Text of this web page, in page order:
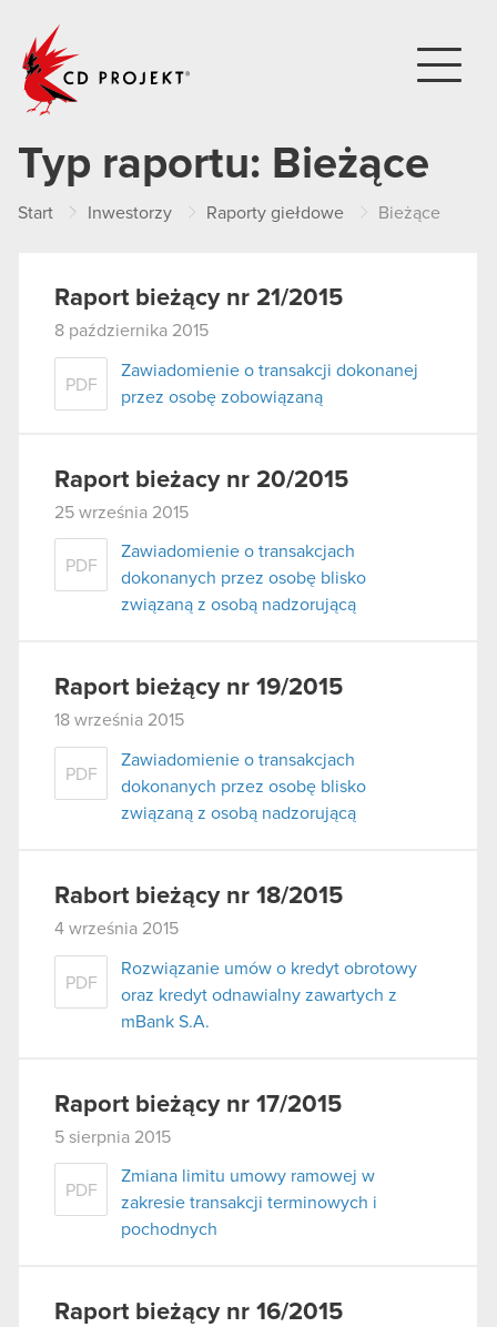
Typ raportu: Bieżące
Start Inwestorzy Raporty giełdowe Bieżące
Raport bieżący nr 21/2015
8 października 2015
PDF
Zawiadomienie o transakcji dokonanej
przez osobę zobowiązaną
Raport bieżacy nr 20/2015
25 września 2015
PDF
Zawiadomienie o transakcjach
dokonanych przez osobę blisko
związaną z osobą nadzorującą
Raport bieżący nr 19/2015
18 września 2015
PDF
Zawiadomienie o transakcjach
dokonanych przez osobę blisko
związaną z osobą nadzorującą
Rabort bieżący nr 18/2015
4 września 2015
PDF
Rozwiązanie umów o kredyt obrotowy
oraz kredyt odnawialny zawartych z
mBank S.A.
Raport bieżący nr 17/2015
5 sierpnia 2015
PDF
Zmiana limitu umowy ramowej w
zakresie transakcji terminowych i
pochodnych
Raport bieżący nr 16/2015